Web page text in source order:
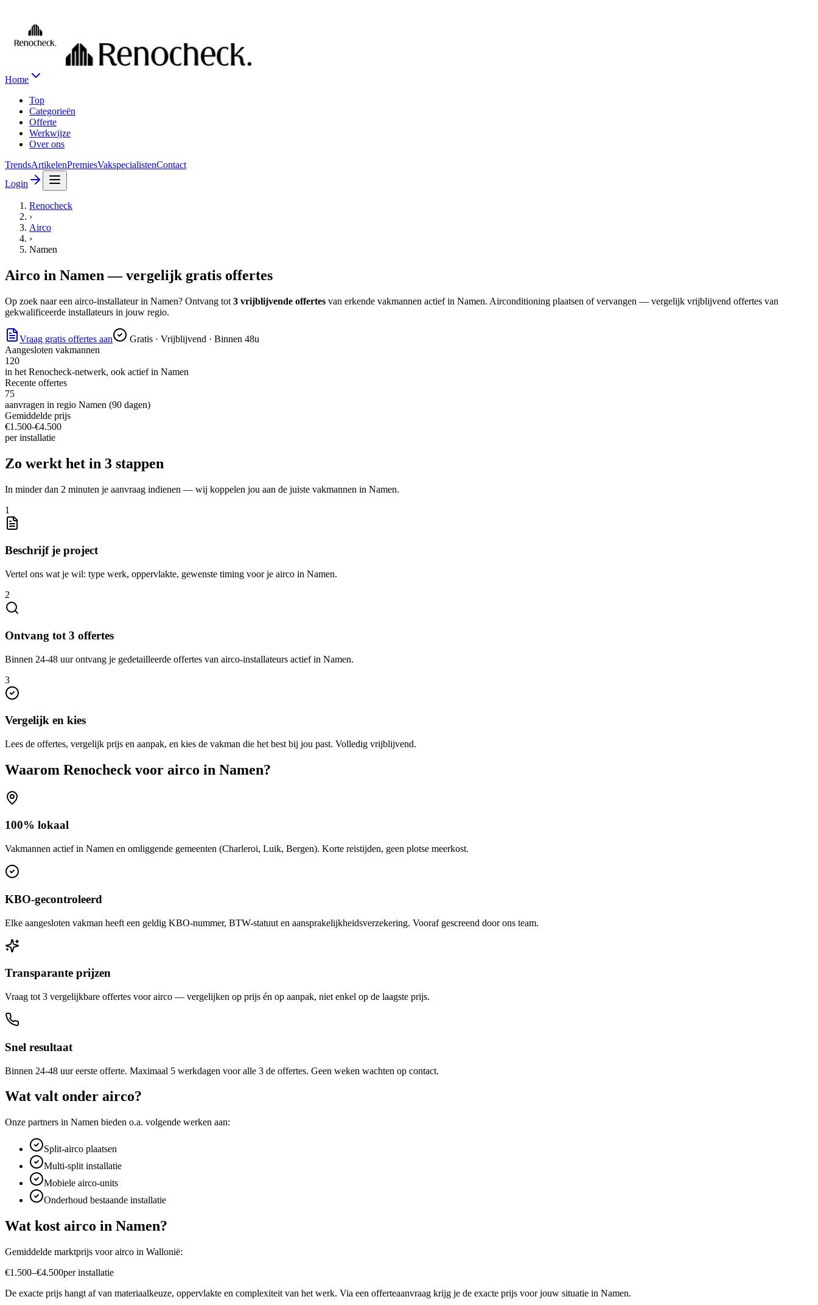
Home
Top
Categorieën
Offerte
Werkwijze
Over ons
TrendsArtikelenPremiesVakspecialistenContact
Login
Renocheck
›
Airco
›
Namen
Airco in Namen — vergelijk gratis offertes
Op zoek naareen airco-installateurin Namen? Ontvang tot 3 vrijblijvende offertes van erkende vakmannen actief in Namen. Airconditioning plaatsen of vervangen — vergelijk vrijblijvend offertes van
gekwalificeerde installateurs in jouw regio.
Vraag gratis offertes aan
Gratis · Vrijblijvend · Binnen 48u
Aangesloten vakmannen
120
in het Renocheck-netwerk, ook actief in Namen
Recente offertes
75
aanvragen in regio Namen (90 dagen)
Gemiddelde prijs
€1.500-€4.500
perinstallatie
Zo werkt het in 3 stappen
In minder dan 2 minuten je aanvraag indienen — wij koppelen jou aan de juiste vakmannen in Namen.
1
Beschrijf je project
Vertel ons wat je wil: type werk, oppervlakte, gewenste timing voor je airco in Namen.
2
Ontvang tot 3 offertes
Binnen 24-48 uur ontvang je gedetailleerde offertes van airco-installateurs actief in Namen.
3
Vergelijk en kies
Lees de offertes, vergelijk prijs en aanpak, en kies de vakman die het best bij jou past. Volledig vrijblijvend.
Waarom Renocheck voor airco in Namen?
100% lokaal
Vakmannen actief in Namen en omliggende gemeenten (Charleroi, Luik, Bergen). Korte reistijden, geen plotse meerkost.
KBO-gecontroleerd
Elke aangesloten vakman heeft een geldig KBO-nummer, BTW-statuut en aansprakelijkheidsverzekering. Vooraf gescreend door ons team.
Transparante prijzen
Vraag tot 3 vergelijkbare offertes voor airco — vergelijken op prijs én op aanpak, niet enkel op de laagste prijs.
Snel resultaat
Binnen 24-48 uur eerste offerte. Maximaal 5 werkdagen voor alle 3 de offertes. Geen weken wachten op contact.
Wat valt onder airco?
Onze partners in Namen bieden o.a. volgende werken aan:
Split-airco plaatsen
Multi-split installatie
Mobiele airco-units
Onderhoud bestaande installatie
Wat kost airco in Namen?
Gemiddelde marktprijs voorairco in Wallonië:
€1.500–€4.500perinstallatie
De exacte prijs hangt af van materiaalkeuze, oppervlakte en complexiteit van het werk. Via een offerteaanvraag krijg je de exacte prijs voor jouw situatie in Namen.